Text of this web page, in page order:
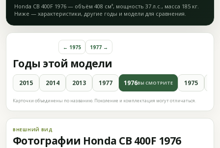
Honda CB 400F 1976 — объём 408 см³, мощность 37 л.с., масса 185 кг.
Ниже — характеристики, другие годы и модели для сравнения.
Годы этой модели
← 1975 1977 →
2015 2014 2013 1977 1976ВЫ СМОТРИТЕ 1975
Карточки объединены по названию. Поколение и комплектация могут отличаться.
ВНЕШНИЙ ВИД
Фотографии Honda CB 400F 1976